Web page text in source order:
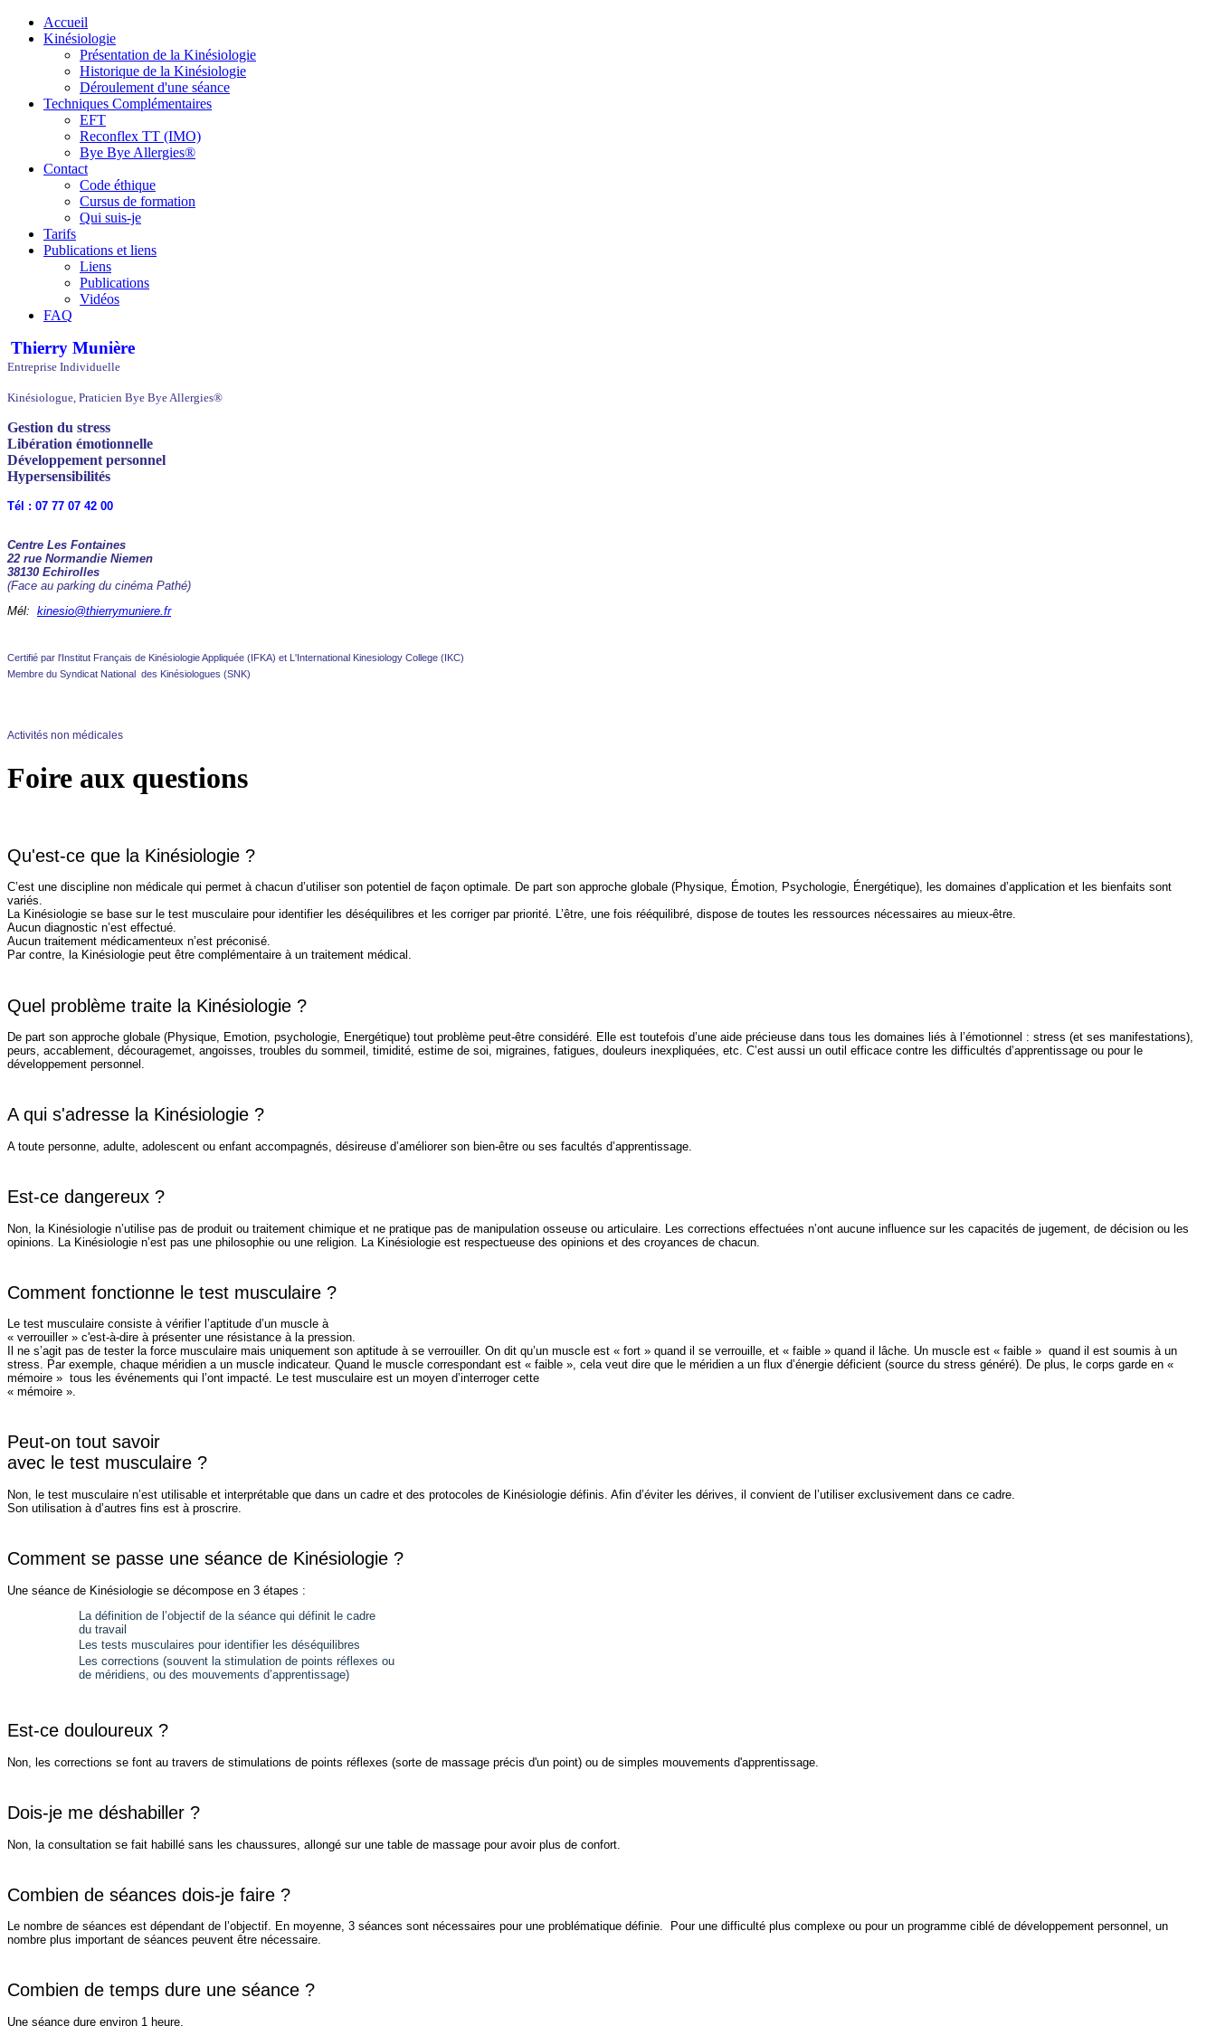
Accueil
Kinésiologie
Présentation de la Kinésiologie
Historique de la Kinésiologie
Déroulement d'une séance
Techniques Complémentaires
EFT
Reconflex TT (IMO)
Bye Bye Allergies®
Contact
Code éthique
Cursus de formation
Qui suis-je
Tarifs
Publications et liens
Liens
Publications
Vidéos
FAQ
Thierry Munière
Entreprise Individuelle
Kinésiologue, Praticien Bye Bye Allergies®
Gestion du stress
Libération émotionnelle
Développement personnel
Hypersensibilités
Tél : 07 77 07 42 00
Centre Les Fontaines
22 rue Normandie Niemen
38130 Echirolles
(Face au parking du cinéma Pathé)
Mél: kinesio@thierrymuniere.fr
Certifié par l'Institut Français de Kinésiologie Appliquée (IFKA) et L'International Kinesiology College (IKC)
Membre du Syndicat National des Kinésiologues (SNK)
Activités non médicales
Foire aux questions
Qu'est-ce que la Kinésiologie ?
C’est une discipline non médicale qui permet à chacun d’utiliser son potentiel de façon optimale. De part son approche globale (Physique, Émotion, Psychologie, Énergétique), les domaines d’application et les bienfaits sont
variés.
La Kinésiologie se base sur le test musculaire pour identifier les déséquilibres et les corriger par priorité. L’être, une fois rééquilibré, dispose de toutes les ressources nécessaires au mieux-être.
Aucun diagnostic n’est effectué.
Aucun traitement médicamenteux n’est préconisé.
Par contre, la Kinésiologie peut être complémentaire à un traitement médical.
Quel problème traite la Kinésiologie ?
De part son approche globale (Physique, Emotion, psychologie, Energétique) tout problème peut-être considéré. Elle est toutefois d’une aide précieuse dans tous les domaines liés à l’émotionnel : stress (et ses manifestations),
peurs, accablement, découragemet, angoisses, troubles du sommeil, timidité, estime de soi, migraines, fatigues, douleurs inexpliquées, etc. C’est aussi un outil efficace contre les difficultés d’apprentissage ou pour le
développement personnel.
A qui s'adresse la Kinésiologie ?
A toute personne, adulte, adolescent ou enfant accompagnés, désireuse d’améliorer son bien-être ou ses facultés d’apprentissage.
Est-ce dangereux ?
Non, la Kinésiologie n’utilise pas de produit ou traitement chimique et ne pratique pas de manipulation osseuse ou articulaire. Les corrections effectuées n’ont aucune influence sur les capacités de jugement, de décision ou les
opinions. La Kinésiologie n’est pas une philosophie ou une religion. La Kinésiologie est respectueuse des opinions et des croyances de chacun.
Comment fonctionne le test musculaire ?
Le test musculaire consiste à vérifier l’aptitude d’un muscle à
« verrouiller » c'est-à-dire à présenter une résistance à la pression.
Il ne s’agit pas de tester la force musculaire mais uniquement son aptitude à se verrouiller. On dit qu’un muscle est « fort » quand il se verrouille, et « faible » quand il lâche. Un muscle est « faible » quand il est soumis à un
stress. Par exemple, chaque méridien a un muscle indicateur. Quand le muscle correspondant est « faible », cela veut dire que le méridien a un flux d’énergie déficient (source du stress généré). De plus, le corps garde en «
mémoire » tous les événements qui l’ont impacté. Le test musculaire est un moyen d’interroger cette
« mémoire ».
Peut-on tout savoir
avec le test musculaire ?
Non, le test musculaire n’est utilisable et interprétable que dans un cadre et des protocoles de Kinésiologie définis. Afin d’éviter les dérives, il convient de l’utiliser exclusivement dans ce cadre.
Son utilisation à d’autres fins est à proscrire.
Comment se passe une séance de Kinésiologie ?
Une séance de Kinésiologie se décompose en 3 étapes :
La définition de l’objectif de la séance qui définit le cadre
du travail
Les tests musculaires pour identifier les déséquilibres
Les corrections (souvent la stimulation de points réflexes ou
de méridiens, ou des mouvements d’apprentissage)
Est-ce douloureux ?
Non, les corrections se font au travers de stimulations de points réflexes (sorte de massage précis d'un point) ou de simples mouvements d'apprentissage.
Dois-je me déshabiller ?
Non, la consultation se fait habillé sans les chaussures, allongé sur une table de massage pour avoir plus de confort.
Combien de séances dois-je faire ?
Le nombre de séances est dépendant de l’objectif. En moyenne, 3 séances sont nécessaires pour une problématique définie. Pour une difficulté plus complexe ou pour un programme ciblé de développement personnel, un
nombre plus important de séances peuvent être nécessaire.
Combien de temps dure une séance ?
Une séance dure environ 1 heure.